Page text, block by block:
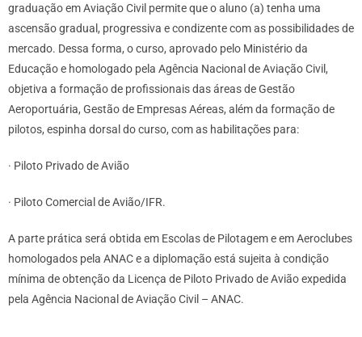
graduação em Aviação Civil permite que o aluno (a) tenha uma
ascensão gradual, progressiva e condizente com as possibilidades de
mercado. Dessa forma, o curso, aprovado pelo Ministério da
Educação e homologado pela Agência Nacional de Aviação Civil,
objetiva a formação de profissionais das áreas de Gestão
Aeroportuária, Gestão de Empresas Aéreas, além da formação de
pilotos, espinha dorsal do curso, com as habilitações para:
· Piloto Privado de Avião
· Piloto Comercial de Avião/IFR.
A parte prática será obtida em Escolas de Pilotagem e em Aeroclubes
homologados pela ANAC e a diplomação está sujeita à condição
mínima de obtenção da Licença de Piloto Privado de Avião expedida
pela Agência Nacional de Aviação Civil – ANAC.